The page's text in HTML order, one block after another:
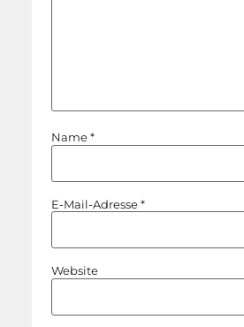
Name*
E-Mail-Adresse*
Website